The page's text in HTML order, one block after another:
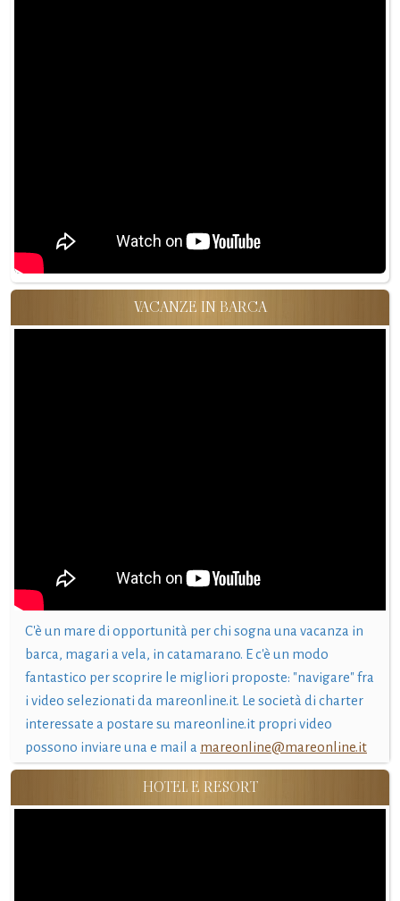
VACANZE IN BARCA
C'è un mare di opportunità per chi sogna una vacanza in
barca, magari a vela, in catamarano. E c'è un modo
fantastico per scoprire le migliori proposte: "navigare" fra
i video selezionati da mareonline.it. Le società di charter
interessate a postare su mareonline.it propri video
possono inviare una e mail a mareonline@mareonline.it
HOTEL E RESORT